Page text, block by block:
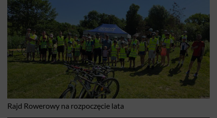
Rajd Rowerowy na rozpoczęcie lata